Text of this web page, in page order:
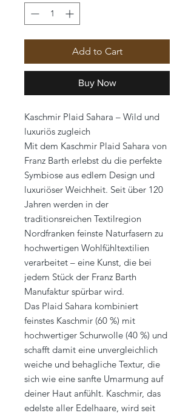
Add to Cart
Buy Now
Kaschmir Plaid Sahara – Wild und
luxuriös zugleich
Mit dem Kaschmir Plaid Sahara von
Franz Barth erlebst du die perfekte
Symbiose aus edlem Design und
luxuriöser Weichheit. Seit über 120
Jahren werden in der
traditionsreichen Textilregion
Nordfranken feinste Naturfasern zu
hochwertigen Wohlfühltextilien
verarbeitet – eine Kunst, die bei
jedem Stück der Franz Barth
Manufaktur spürbar wird.
Das Plaid Sahara kombiniert
feinstes Kaschmir (60 %) mit
hochwertiger Schurwolle (40 %) und
schafft damit eine unvergleichlich
weiche und behagliche Textur, die
sich wie eine sanfte Umarmung auf
deiner Haut anfühlt. Kaschmir, das
edelste aller Edelhaare, wird seit